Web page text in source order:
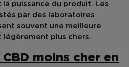
puissance du produit. Les
par des laboratoires
souvent une meilleure
légèrement plus chers.
moins cher en